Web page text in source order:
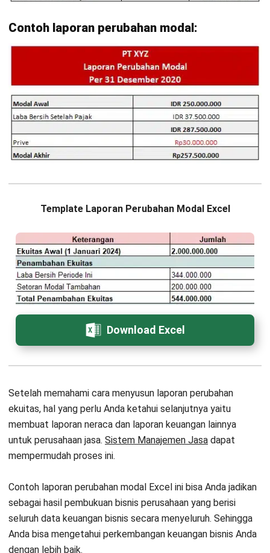
Mulai Konsultasi
dipakai adalah tren laba ditahan dan kebijakan dividen,
karena dua pos ini langsung memengaruhi ruang gerak modal
kerja dan ekspansi.
Kesimpulan
Laporan perubahan modal membantu perusahaan melihat
perubahan ekuitas pemilik dari awal sampai akhir periode.
Dari sini, perusahaan bisa tahu apakah modal bertambah
karena laba ditahan atau setoran pemilik, serta berkurang
karena dividen atau penarikan dana.
laporan laba rugi dan neraca saling sesuai. Saat angkanya
permodalan dan menyiapkan rencana penggunaan laba ke
depan.
Pertanyaan Seputar Laporan
Perubahan Modal
Apa perbedaan antara modal dan
ekuitas?